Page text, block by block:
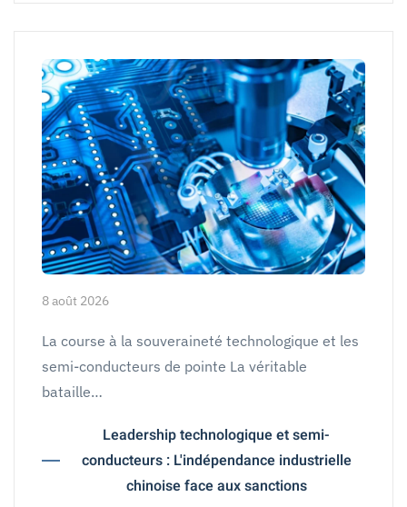
8 août 2026
La course à la souveraineté technologique et les
semi-conducteurs de pointe La véritable
bataille…
Leadership technologique et semi-
conducteurs : L'indépendance industrielle
chinoise face aux sanctions